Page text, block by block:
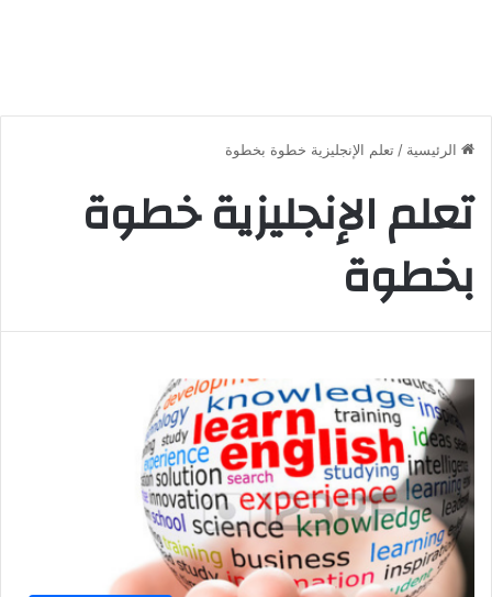
الرئيسية / تعلم الإنجليزية خطوة بخطوة
تعلم الإنجليزية خطوة
بخطوة